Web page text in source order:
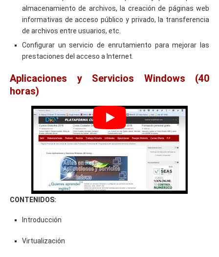
almacenamiento de archivos, la creación de páginas web
informativas de acceso público y privado, la transferencia
de archivos entre usuarios, etc.
Configurar un servicio de enrutamiento para mejorar las
prestaciones del acceso a Internet.
Aplicaciones y Servicios Windows (40
horas)
CONTENIDOS:
Introducción
Virtualización